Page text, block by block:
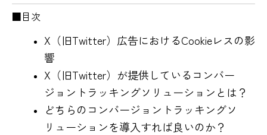
■目次
X（旧Twitter）広告におけるCookieレスの影
響
X（旧Twitter）が提供しているコンバー
ジョントラッキングソリューションとは？
どちらのコンバージョントラッキングソ
リューションを導入すれば良いのか？